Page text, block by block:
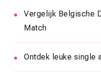
Vergelijk Belgische
Match
Ontdek leuke single